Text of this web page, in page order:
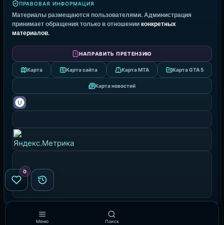
ПРАВОВАЯ ИНФОРМАЦИЯ
Материалы размещаются пользователями. Администрация
принимает обращения только в отношении конкретных
материалов.
НАПРАВИТЬ ПРЕТЕНЗИЮ
Карта Карта сайта Карта MTA Карта GTA 5
Карта новостей
Меню Поиск
0